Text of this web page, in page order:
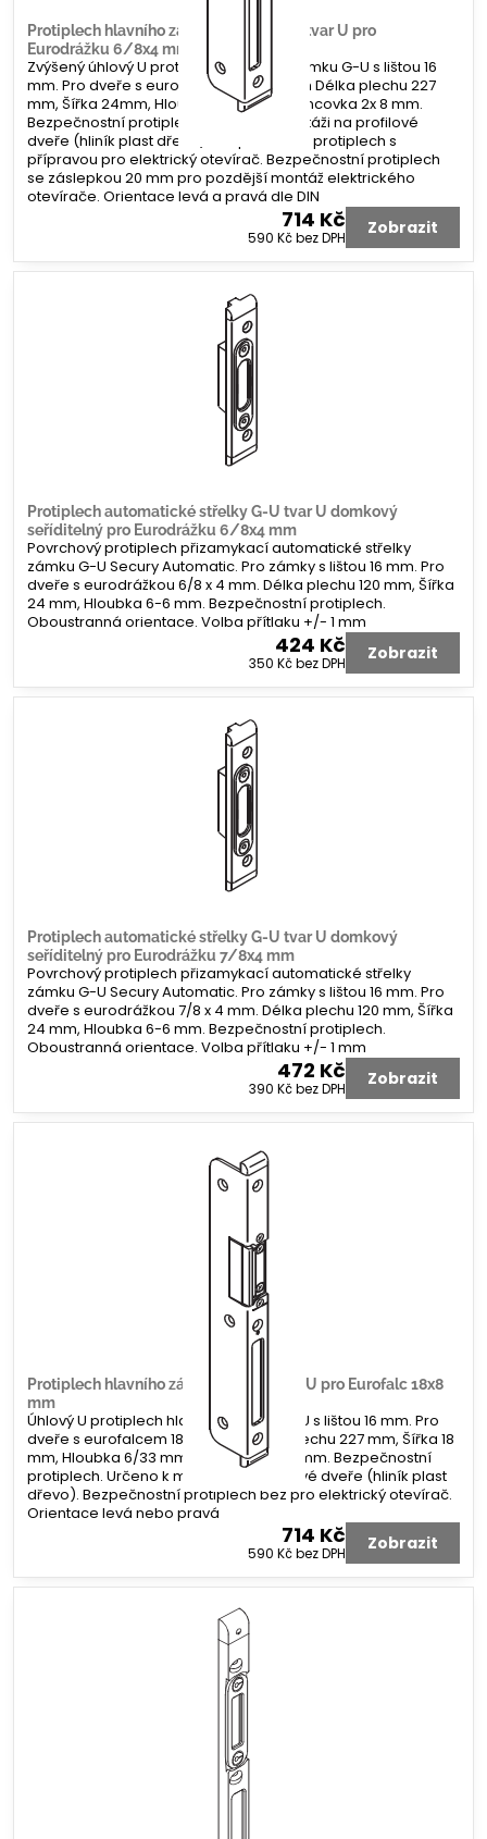
Protiplech hlavního zámku G-U úhlový tvar U pro
Eurodrážku 6/8x4 mm
Zvýšený úhlový U protiplech hlavního zámku G-U s lištou 16
mm. Pro dveře s eurodrážkou 6/8x4 mm Délka plechu 227
mm, Šířka 24mm, Hloubka 6/33 mm. Koncovka 2x 8 mm.
Bezpečnostní protiplech. Určeno k montáži na profilové
dveře (hliník plast dřevo). Bezpečnostní protiplech s
přípravou pro elektrický otevírač. Bezpečnostní protiplech
se záslepkou 20 mm pro pozdější montáž elektrického
otevírače. Orientace levá a pravá dle DIN
714 Kč
590 Kčbez DPH Zobrazit
Protiplech automatické střelky G-U tvar U domkový
seříditelný pro Eurodrážku 6/8x4 mm
Povrchový protiplech přizamykací automatické střelky
zámku G-U Secury Automatic. Pro zámky s lištou 16 mm. Pro
dveře s eurodrážkou 6/8 x 4 mm. Délka plechu 120 mm, Šířka
24 mm, Hloubka 6-6 mm. Bezpečnostní protiplech.
Oboustranná orientace. Volba přítlaku +/- 1 mm
424 Kč
350 Kčbez DPH Zobrazit
Protiplech automatické střelky G-U tvar U domkový
seříditelný pro Eurodrážku 7/8x4 mm
Povrchový protiplech přizamykací automatické střelky
zámku G-U Secury Automatic. Pro zámky s lištou 16 mm. Pro
dveře s eurodrážkou 7/8 x 4 mm. Délka plechu 120 mm, Šířka
24 mm, Hloubka 6-6 mm. Bezpečnostní protiplech.
Oboustranná orientace. Volba přítlaku +/- 1 mm
472 Kč
390 Kčbez DPH Zobrazit
Protiplech hlavního zámku G-U úhlový U pro Eurofalc 18x8
mm
Úhlový U protiplech hlavního zámku G-U s lištou 16 mm. Pro
dveře s eurofalcem 18 x 8 mm. Délka plechu 227 mm, Šířka 18
mm, Hloubka 6/33 mm. Koncovka 2x 8 mm. Bezpečnostní
protiplech. Určeno k montáži na profilové dveře (hliník plast
dřevo). Bezpečnostní protiplech bez pro elektrický otevírač.
Orientace levá nebo pravá
714 Kč
590 Kčbez DPH Zobrazit